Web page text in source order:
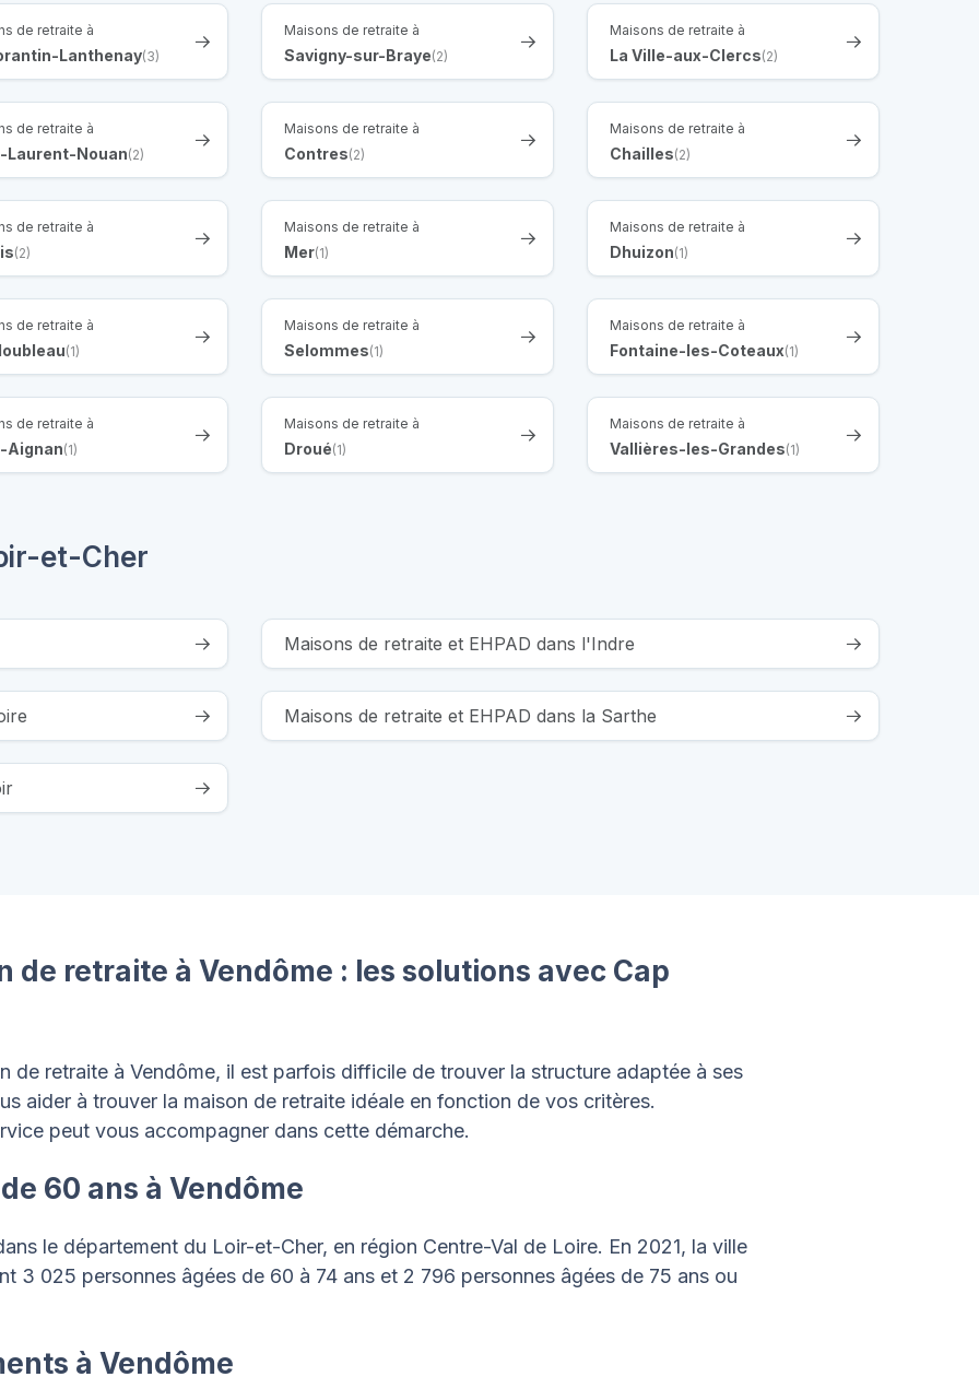
de retraite à
Lanthenay(3)
Maisons de retraite à
Savigny-sur-Braye(2)
Maisons de retraite à
La Ville-aux-Clercs(2)
de retraite à
Laurent-Nouan(2)
Maisons de retraite à
Contres(2)
Maisons de retraite à
Chailles(2)
de retraite à
(2)
Maisons de retraite à
Mer(1)
Maisons de retraite à
Dhuizon(1)
de retraite à
(1)
Maisons de retraite à
Selommes(1)
Maisons de retraite à
Fontaine-les-Coteaux(1)
de retraite à
Aignan(1)
Maisons de retraite à
Droué(1)
Maisons de retraite à
Vallières-les-Grandes(1)
et-Cher
Maisons de retraite et EHPAD dans l'Indre
Maisons de retraite et EHPAD dans la Sarthe
de retraite à Vendôme : les solutions avec Cap
de retraite à Vendôme, il est parfois difficile de trouver la structure adaptée à ses
aider à trouver la maison de retraite idéale en fonction de vos critères.
peut vous accompagner dans cette démarche.
60 ans à Vendôme
le département du Loir-et-Cher, en région Centre-Val de Loire. En 2021, la ville
3 025 personnes âgées de 60 à 74 ans et 2 796 personnes âgées de 75 ans ou
à Vendôme